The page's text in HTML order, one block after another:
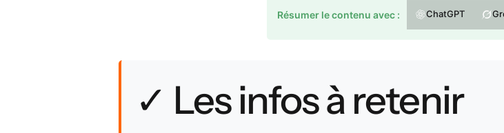
Résumer le contenu avec : ChatGPT
✓ Les infos à retenir